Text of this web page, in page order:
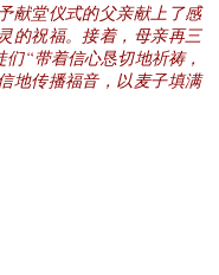
献堂仪式的父亲献上了感
的祝福。接着，母亲再三
“带着信心恳切地祈祷，
地传播福音，以麦子填满